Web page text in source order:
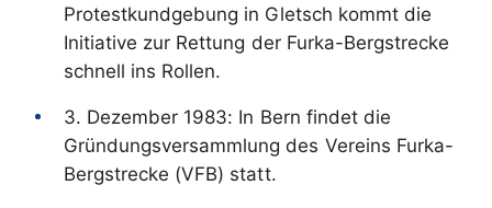
Protestkundgebung in Gletsch kommt die
Initiative zur Rettung der Furka-Bergstrecke
schnell ins Rollen.
3. Dezember 1983: In Bern findet die
Gründungsversammlung des Vereins Furka-
Bergstrecke (VFB) statt.